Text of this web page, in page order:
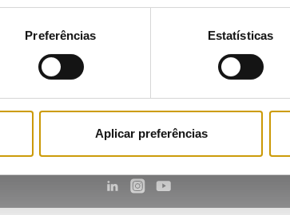
Preferências Estatísticas
Aplicar preferências
3
Contacts Mailing list Privacy policy Cookies